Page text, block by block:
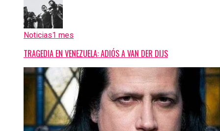
Noticias1 mes
TRAGEDIA EN VENEZUELA: ADIÓS A VAN DER DIJS